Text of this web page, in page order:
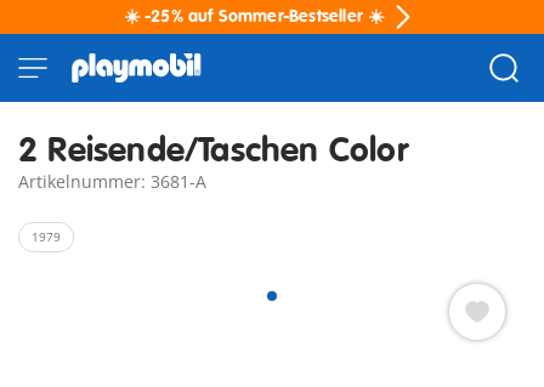
☀️ -25% auf Sommer-Bestseller ☀️
2 Reisende/Taschen Color
Artikelnummer: 3681-A
1979